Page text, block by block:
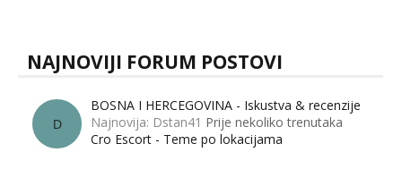
NAJNOVIJI FORUM POSTOVI
D
BOSNA I HERCEGOVINA - Iskustva & recenzije
Najnovija: Dstan41 Prije nekoliko trenutaka
Cro Escort - Teme po lokacijama